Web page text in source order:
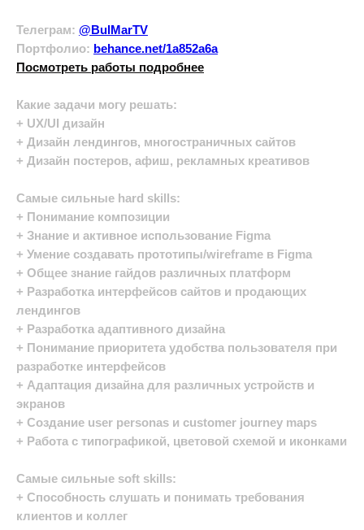
Телеграм: @BulMarTV
Портфолио: behance.net/1a852a6a
Посмотреть работы подробнее
Какие задачи могу решать:
+ UX/UI дизайн
+ Дизайн лендингов, многостраничных сайтов
+ Дизайн постеров, афиш, рекламных креативов
Самые сильные hard skills:
+ Понимание композиции
+ Знание и активное использование Figma
+ Умение создавать прототипы/wireframe в Figma
+ Общее знание гайдов различных платформ
+ Разработка интерфейсов сайтов и продающих
лендингов
+ Разработка адаптивного дизайна
+ Понимание приоритета удобства пользователя при
разработке интерфейсов
+ Адаптация дизайна для различных устройств и
экранов
+ Создание user personas и customer journey maps
+ Работа с типографикой, цветовой схемой и иконками
Самые сильные soft skills:
+ Способность слушать и понимать требования
клиентов и коллег